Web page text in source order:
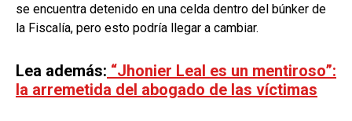
se encuentra detenido en una celda dentro del búnker de
la Fiscalía, pero esto podría llegar a cambiar.
Lea además: “Jhonier Leal es un mentiroso”:
la arremetida del abogado de las víctimas